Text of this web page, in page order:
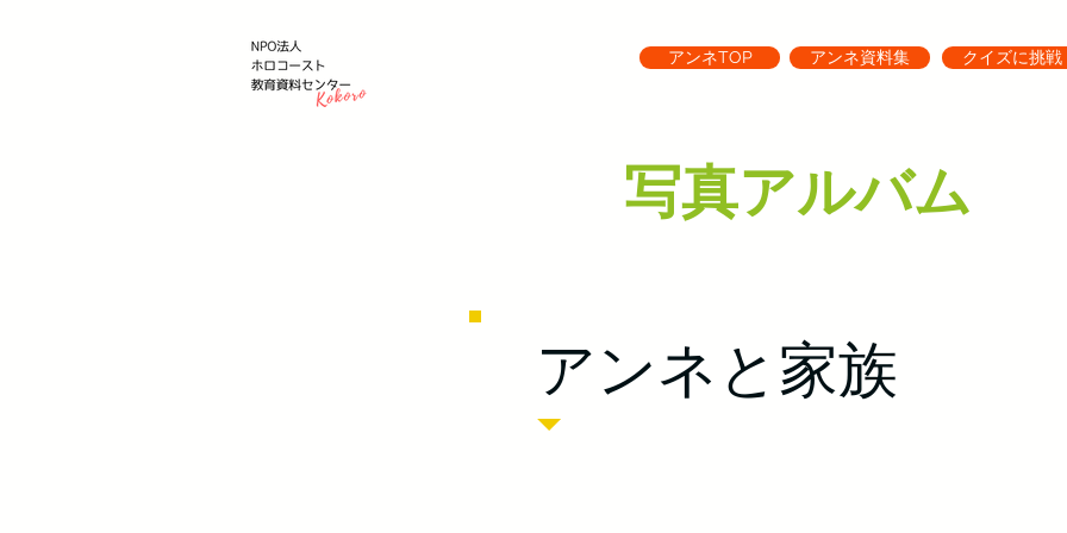
アンネTOP アンネ資料集 クイズに挑戦
写真アルバム
アンネと家族